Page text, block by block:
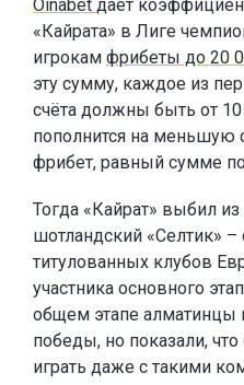
Oinabet даёт
«Кайрата» в Лиге
игрокам фрибеты до 20
эту сумму, каждое из
счёта должны быть от 10
пополнится на меньшую
фрибет, равный сумме
Тогда «Кайрат» выбил
шотландский «Селтик»
титулованных клубов
участника основного
общем этапе алматинцы
победы, но показали,
играть даже с такими